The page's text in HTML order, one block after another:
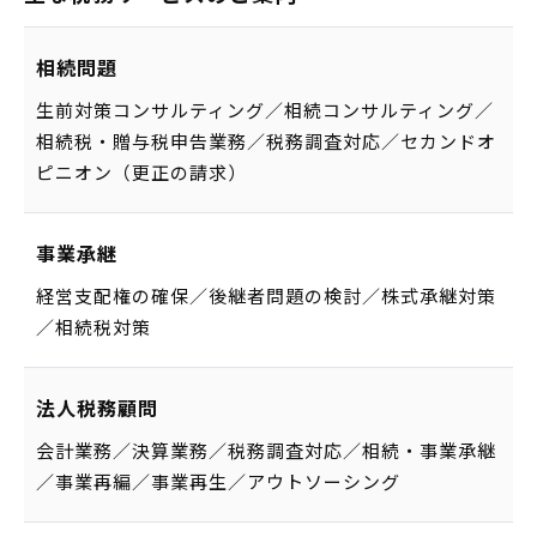
相続問題
生前対策コンサルティング／相続コンサルティング／
相続税・贈与税申告業務／税務調査対応／セカンドオ
ピニオン（更正の請求）
事業承継
経営支配権の確保／後継者問題の検討／株式承継対策
／相続税対策
法人税務顧問
会計業務／決算業務／税務調査対応／相続・事業承継
／事業再編／事業再生／アウトソーシング